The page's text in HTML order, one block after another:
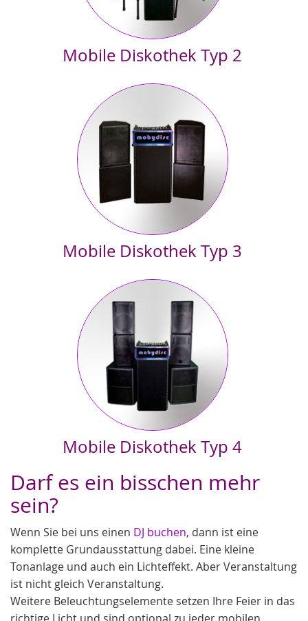
Mobile Diskothek Typ 2
Personen. Auch gut, wenn mehr als ein Raum beschallt werden
soll. Wenn es um eine reine Hintergrundbeschallung geht,
empfehlen wir ebenfalls lieber mehrere Lautsprecher zu verteilen,
damit alles gleichmässig beschallt werden kann.
Mobile Diskothek Typ 3
einfach all jene, die einen kräftigen Bass wünschen.
Mobile Diskothek Typ 4
Betriebsfeste und Zeltdiscos von 250 bis 1000 Personen oder Heavy
Darf es ein bisschen mehr
sein?
Wenn Sie bei uns einen DJ buchen, dann ist eine
komplette Grundausstattung dabei. Eine kleine
Tonanlage und auch ein Lichteffekt. Aber Veranstaltung
ist nicht gleich Veranstaltung.
Weitere Beleuchtungselemente setzen Ihre Feier in das